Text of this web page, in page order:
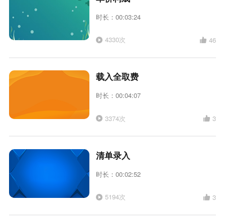
时长：00:03:24
4330次 46
载入全取费
时长：00:04:07
3374次 3
清单录入
时长：00:02:52
5194次 3